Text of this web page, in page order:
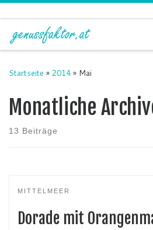
Zum Inhalt springen
Startseite » 2014 » Mai
Monatliche
13 Beiträge
MITTELMEER
Dorade mit